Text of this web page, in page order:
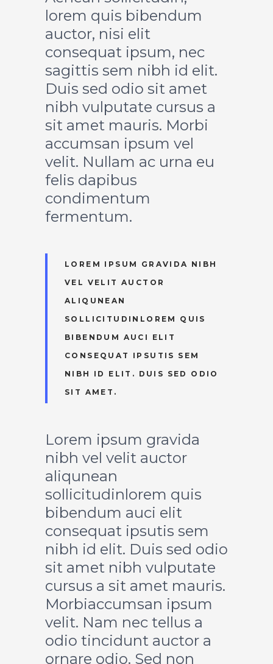
lorem quis bibendum
auctor, nisi elit
consequat ipsum, nec
sagittis sem nibh id elit.
Duis sed odio sit amet
nibh vulputate cursus a
sit amet mauris. Morbi
accumsan ipsum vel
velit. Nullam ac urna eu
felis dapibus
condimentum
fermentum.
LOREM IPSUM GRAVIDA NIBH
VEL VELIT AUCTOR
ALIQUNEAN
SOLLICITUDINLOREM QUIS
BIBENDUM AUCI ELIT
CONSEQUAT IPSUTIS SEM
NIBH ID ELIT. DUIS SED ODIO
SIT AMET.
Lorem ipsum gravida
nibh vel velit auctor
aliqunean
sollicitudinlorem quis
bibendum auci elit
consequat ipsutis sem
nibh id elit. Duis sed odio
sit amet nibh vulputate
cursus a sit amet mauris.
Morbiaccumsan ipsum
velit. Nam nec tellus a
odio tincidunt auctor a
ornare odio. Sed non